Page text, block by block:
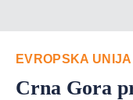
EVROPSKA UNIJA
Crna Gora